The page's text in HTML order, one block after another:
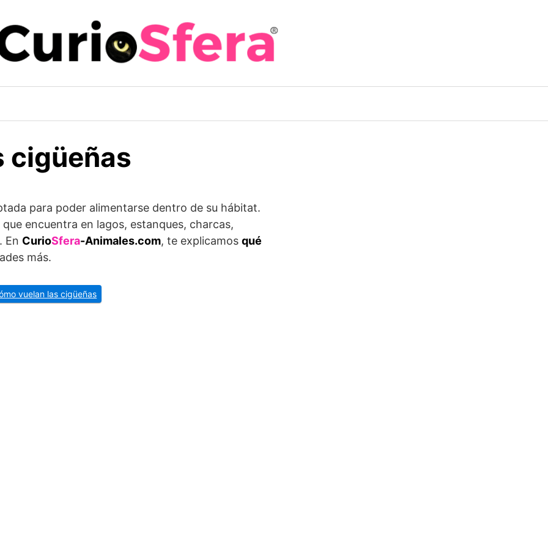
cigüeñas
para poder alimentarse dentro de su hábitat.
encuentra en lagos, estanques, charcas,
En CurioSfera-Animales.com, te explicamos qué
más.
vuelan las cigüeñas